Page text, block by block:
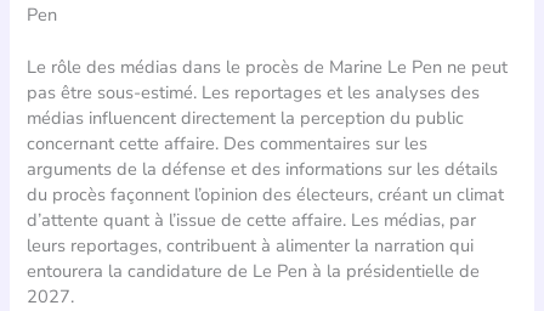
Pen
Le rôle des médias dans le procès de Marine Le Pen ne peut
pas être sous-estimé. Les reportages et les analyses des
médias influencent directement la perception du public
concernant cette affaire. Des commentaires sur les
arguments de la défense et des informations sur les détails
du procès façonnent l’opinion des électeurs, créant un climat
d’attente quant à l’issue de cette affaire. Les médias, par
leurs reportages, contribuent à alimenter la narration qui
entourera la candidature de Le Pen à la présidentielle de
2027.